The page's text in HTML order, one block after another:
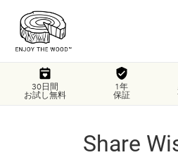
30日間
お試し無料
1年
保証
Share